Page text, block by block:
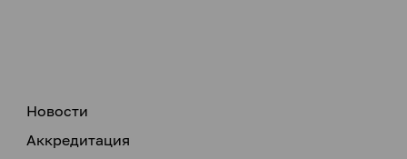
Новости
Аккредитация